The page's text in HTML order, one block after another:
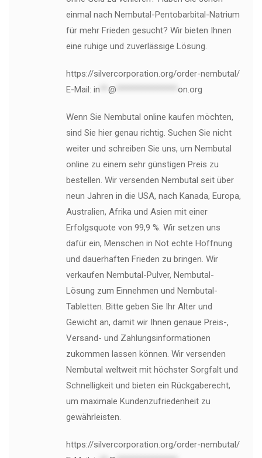
einmal nach Nembutal-Pentobarbital-Natrium
für mehr Frieden gesucht? Wir bieten Ihnen
eine ruhige und zuverlässige Lösung.
https://silvercorporation.org/order-nembutal/
E-Mail: in @ on.org
Wenn Sie Nembutal online kaufen möchten,
sind Sie hier genau richtig. Suchen Sie nicht
weiter und schreiben Sie uns, um Nembutal
online zu einem sehr günstigen Preis zu
bestellen. Wir versenden Nembutal seit über
neun Jahren in die USA, nach Kanada, Europa,
Australien, Afrika und Asien mit einer
Erfolgsquote von 99,9 %. Wir setzen uns
dafür ein, Menschen in Not echte Hoffnung
und dauerhaften Frieden zu bringen. Wir
verkaufen Nembutal-Pulver, Nembutal-
Lösung zum Einnehmen und Nembutal-
Tabletten. Bitte geben Sie Ihr Alter und
Gewicht an, damit wir Ihnen genaue Preis-,
Versand- und Zahlungsinformationen
zukommen lassen können. Wir versenden
Nembutal weltweit mit höchster Sorgfalt und
Schnelligkeit und bieten ein Rückgaberecht,
um maximale Kundenzufriedenheit zu
gewährleisten.
https://silvercorporation.org/order-nembutal/